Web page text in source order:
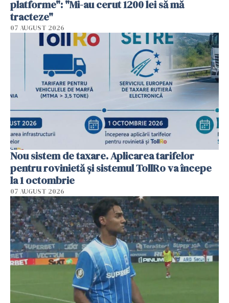
platforme": "Mi-au cerut 1200 lei să mă
tracteze"
07 AUGUST 2026
Nou sistem de taxare. Aplicarea tarifelor
pentru rovinietă şi sistemul TollRo va începe
la 1 octombrie
07 AUGUST 2026